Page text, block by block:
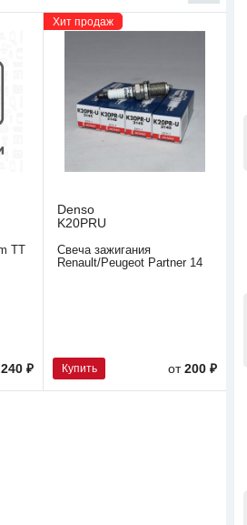
TT
₽
Хит продаж
Denso
K20PRU
Свеча зажигания
Renault/Peugeot Partner 14
Купить от 200 ₽